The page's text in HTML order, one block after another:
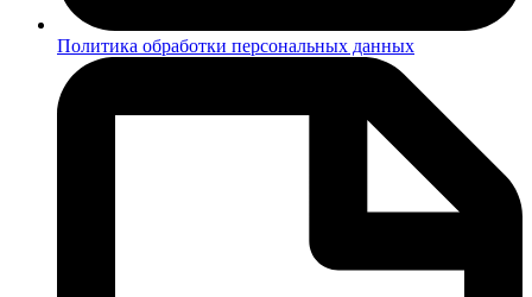
Политика обработки персональных данных